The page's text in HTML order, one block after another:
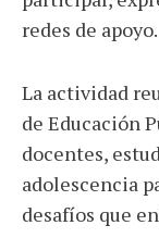
redes de apoyo.
La actividad
de Educación
docentes,
adolescencia
desafíos que